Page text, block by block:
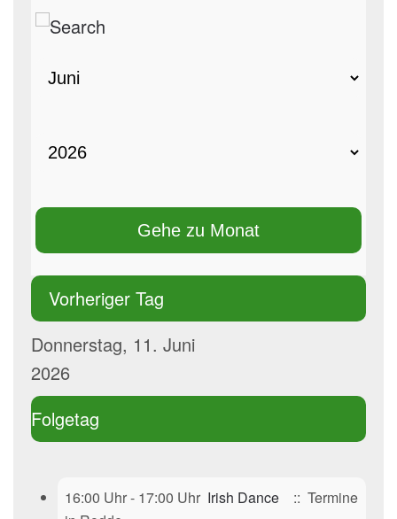
Gehe zu Monat
Vorheriger Tag
Donnerstag, 11. Juni
2026
Folgetag
16:00 Uhr - 17:00 Uhr Irish Dance
:: Termine